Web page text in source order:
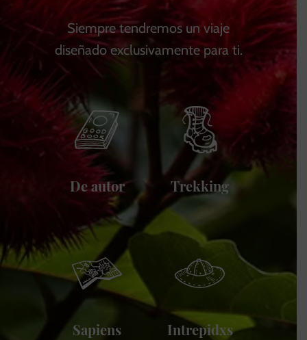
Siempre tendremos un viaje
diseñado exclusivamente para ti.
De autor Trekking
Sapiens Intrepidxs